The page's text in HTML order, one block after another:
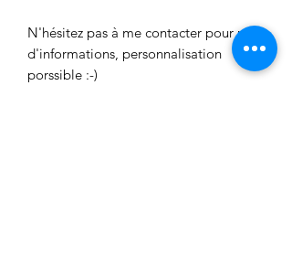
N'hésitez pas à me contacter pour plus
d'informations, personnalisation
porssible :-)